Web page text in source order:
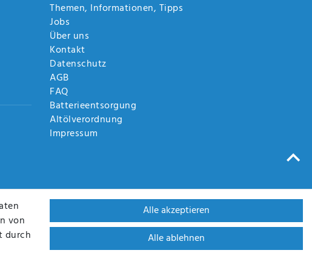
Themen, Informationen, Tipps
Jobs
Über uns
Kontakt
Datenschutz
AGB
FAQ
Batterieentsorgung
Altölverordnung
Impressum
von
durch
Alle akzeptieren
Alle ablehnen